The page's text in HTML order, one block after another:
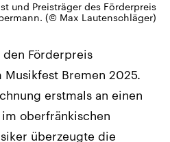
und Preisträger des Förderpreis
(© Max Lautenschläger)
den Förderpreis
Bremen 2025.
erstmals an einen
oberfränkischen
überzeugte die